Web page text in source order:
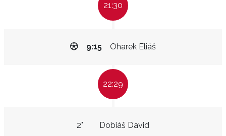
21:30
Oharek Eliáš
9:15
22:29
Dobiáš David
2"